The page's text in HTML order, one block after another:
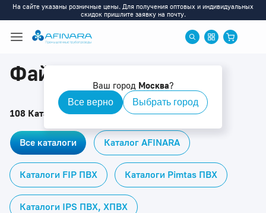
На сайте указаны розничные цены. Для получения оптовых и индивидуальных
скидок пришлите заявку на почту.
Ваш город Москва?
Все верно Выбрать город
Файлы и каталоги
108 Каталогов
Все каталоги Каталог AFINARA
Каталоги FIP ПВХ Каталоги Pimtas ПВХ
Каталоги IPS ПВХ, ХПВХ